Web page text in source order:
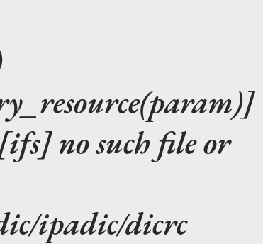
no such file or
ipadic/dicrc